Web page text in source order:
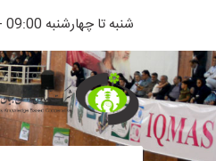
شنبه تا چهارشنبه 09:00 - 17:00 ، پنجشنبه 09:00 - 14:00